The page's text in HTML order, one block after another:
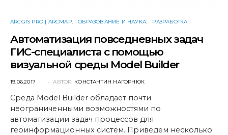
ARCGIS PRO | ARCMAP ОБРАЗОВАНИЕ И НАУКА РАЗРАБОТКА
Автоматизация повседневных задач
ГИС-специалиста с помощью
визуальной среды Model Builder
POSTED
19.06.2017 АВТОР: КОНСТАНТИН НАГОРНЮК
Среда Model Builder обладает почти
неограниченными возможностями по
автоматизации задач процессов для
геоинформационных систем. Приведем несколько